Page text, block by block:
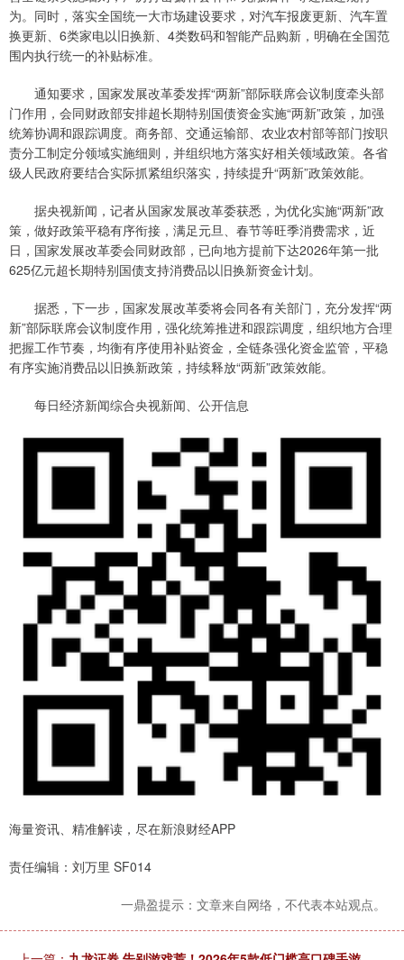
为。同时，落实全国统一大市场建设要求，对汽车报废更新、汽车置
换更新、6类家电以旧换新、4类数码和智能产品购新，明确在全国范
围内执行统一的补贴标准。
通知要求，国家发展改革委发挥“两新”部际联席会议制度牵头部
门作用，会同财政部安排超长期特别国债资金实施“两新”政策，加强
统筹协调和跟踪调度。商务部、交通运输部、农业农村部等部门按职
责分工制定分领域实施细则，并组织地方落实好相关领域政策。各省
级人民政府要结合实际抓紧组织落实，持续提升“两新”政策效能。
据央视新闻，记者从国家发展改革委获悉，为优化实施“两新”政
策，做好政策平稳有序衔接，满足元旦、春节等旺季消费需求，近
日，国家发展改革委会同财政部，已向地方提前下达2026年第一批
625亿元超长期特别国债支持消费品以旧换新资金计划。
据悉，下一步，国家发展改革委将会同各有关部门，充分发挥“两
新”部际联席会议制度作用，强化统筹推进和跟踪调度，组织地方合理
把握工作节奏，均衡有序使用补贴资金，全链条强化资金监管，平稳
有序实施消费品以旧换新政策，持续释放“两新”政策效能。
每日经济新闻综合央视新闻、公开信息
海量资讯、精准解读，尽在新浪财经APP
责任编辑：刘万里 SF014
一鼎盈提示：文章来自网络，不代表本站观点。